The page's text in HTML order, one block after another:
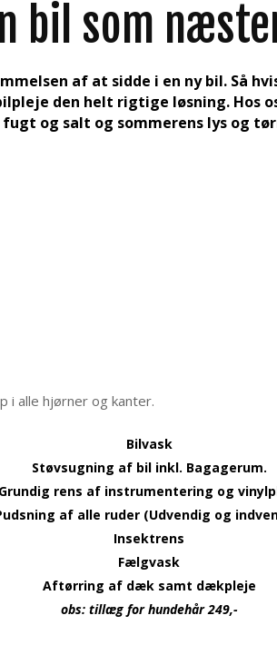
bil som
af at sidde i en ny bil. Så
den helt rigtige løsning. Hos
og salt og sommerens lys og
i alle hjørner og kanter.
Bilvask
Støvsugning af bil inkl. Bagagerum.
Grundig rens af instrumentering og
af alle ruder (Udvendig og
Insektrens
Fælgvask
Aftørring af dæk samt dækpleje
obs: tillæg for hundehår 249,-